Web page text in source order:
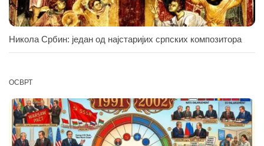
Никола Србин: један од најстаријих српских композитора
ОСВРТ